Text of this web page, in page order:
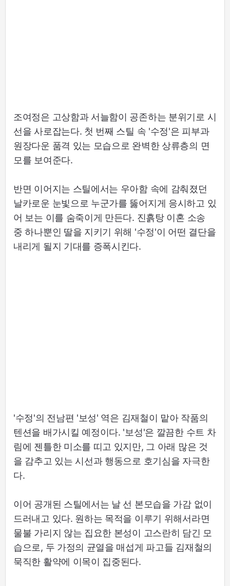
조여정은 고상함과 서늘함이 공존하는 분위기로 시
선을 사로잡는다. 첫 번째 스틸 속 '수정'은 피부과
원장다운 품격 있는 모습으로 완벽한 상류층의 면
모를 보여준다.
반면 이어지는 스틸에서는 우아함 속에 감춰졌던
날카로운 눈빛으로 누군가를 뚫어지게 응시하고 있
어 보는 이를 숨죽이게 만든다. 진흙탕 이혼 소송
중 하나뿐인 딸을 지키기 위해 '수정'이 어떤 결단을
내리게 될지 기대를 증폭시킨다.
'수정'의 전남편 '보성' 역은 김재철이 맡아 작품의
텐션을 배가시킬 예정이다. '보성'은 깔끔한 수트 차
림에 젠틀한 미소를 띠고 있지만, 그 아래 많은 것
을 감추고 있는 시선과 행동으로 호기심을 자극한
다.
이어 공개된 스틸에서는 날 선 본모습을 가감 없이
드러내고 있다. 원하는 목적을 이루기 위해서라면
물불 가리지 않는 집요한 본성이 고스란히 담긴 모
습으로, 두 가정의 균열을 매섭게 파고들 김재철의
묵직한 활약에 이목이 집중된다.